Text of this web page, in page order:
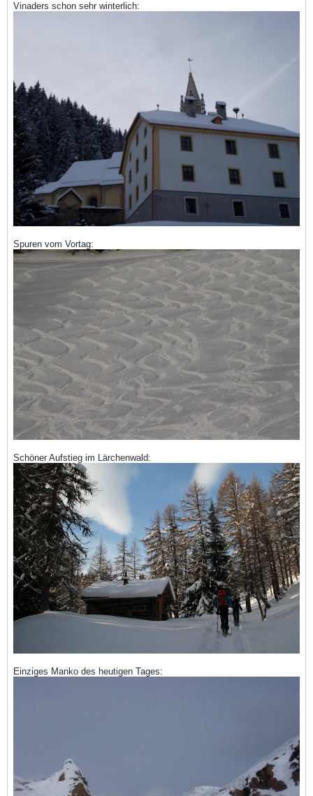
Vinaders schon sehr winterlich:
Spuren vom Vortag:
Schöner Aufstieg im Lärchenwald:
Einziges Manko des heutigen Tages: